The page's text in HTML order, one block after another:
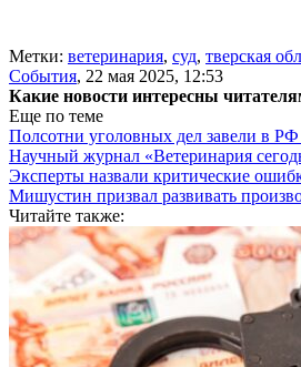
Метки: ветеринария, суд, тверская
События, 22 мая 2025, 12:53
Какие новости интересны
Еще по теме
Полсотни уголовных дел завели в РФ
Научный журнал «Ветеринария
Эксперты назвали критические
Мишустин призвал развивать
Читайте также: